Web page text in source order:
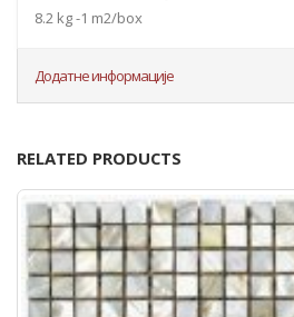
8.2 kg -1 m2/box
Додатне информације
RELATED PRODUCTS